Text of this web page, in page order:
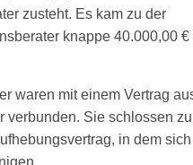
zusteht. Es kam zu der
knappe 40.000,00 €
waren mit einem Vertrag
verbunden. Sie schlossen
in dem sich